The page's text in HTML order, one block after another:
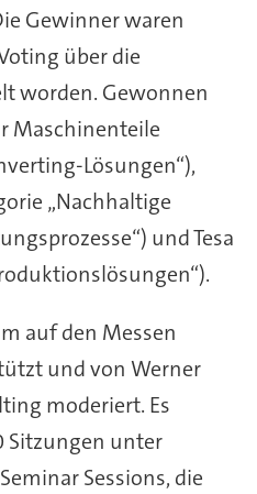
Gewinner waren
über die
worden. Gewonnen
Maschinenteile
Lösungen“),
„Nachhaltige
und Tesa
auf den Messen
und von Werner
moderiert. Es
Sitzungen unter
Sessions, die